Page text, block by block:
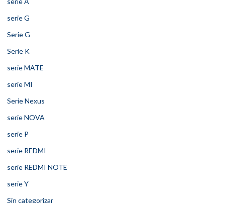
serie G
Serie G
Serie K
serie MATE
serie MI
Serie Nexus
serie NOVA
serie P
serie REDMI
serie REDMI NOTE
serie Y
Sin categorizar